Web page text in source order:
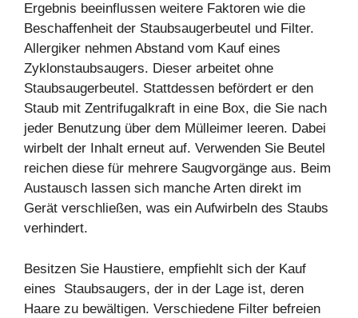
Ergebnis beeinflussen weitere Faktoren wie die
Beschaffenheit der Staubsaugerbeutel und Filter.
Allergiker nehmen Abstand vom Kauf eines
Zyklonstaubsaugers. Dieser arbeitet ohne
Staubsaugerbeutel. Stattdessen befördert er den
Staub mit Zentrifugalkraft in eine Box, die Sie nach
jeder Benutzung über dem Mülleimer leeren. Dabei
wirbelt der Inhalt erneut auf. Verwenden Sie Beutel
reichen diese für mehrere Saugvorgänge aus. Beim
Austausch lassen sich manche Arten direkt im
Gerät verschließen, was ein Aufwirbeln des Staubs
verhindert.
Besitzen Sie Haustiere, empfiehlt sich der Kauf
eines Staubsaugers, der in der Lage ist, deren
Haare zu bewältigen. Verschiedene Filter befreien